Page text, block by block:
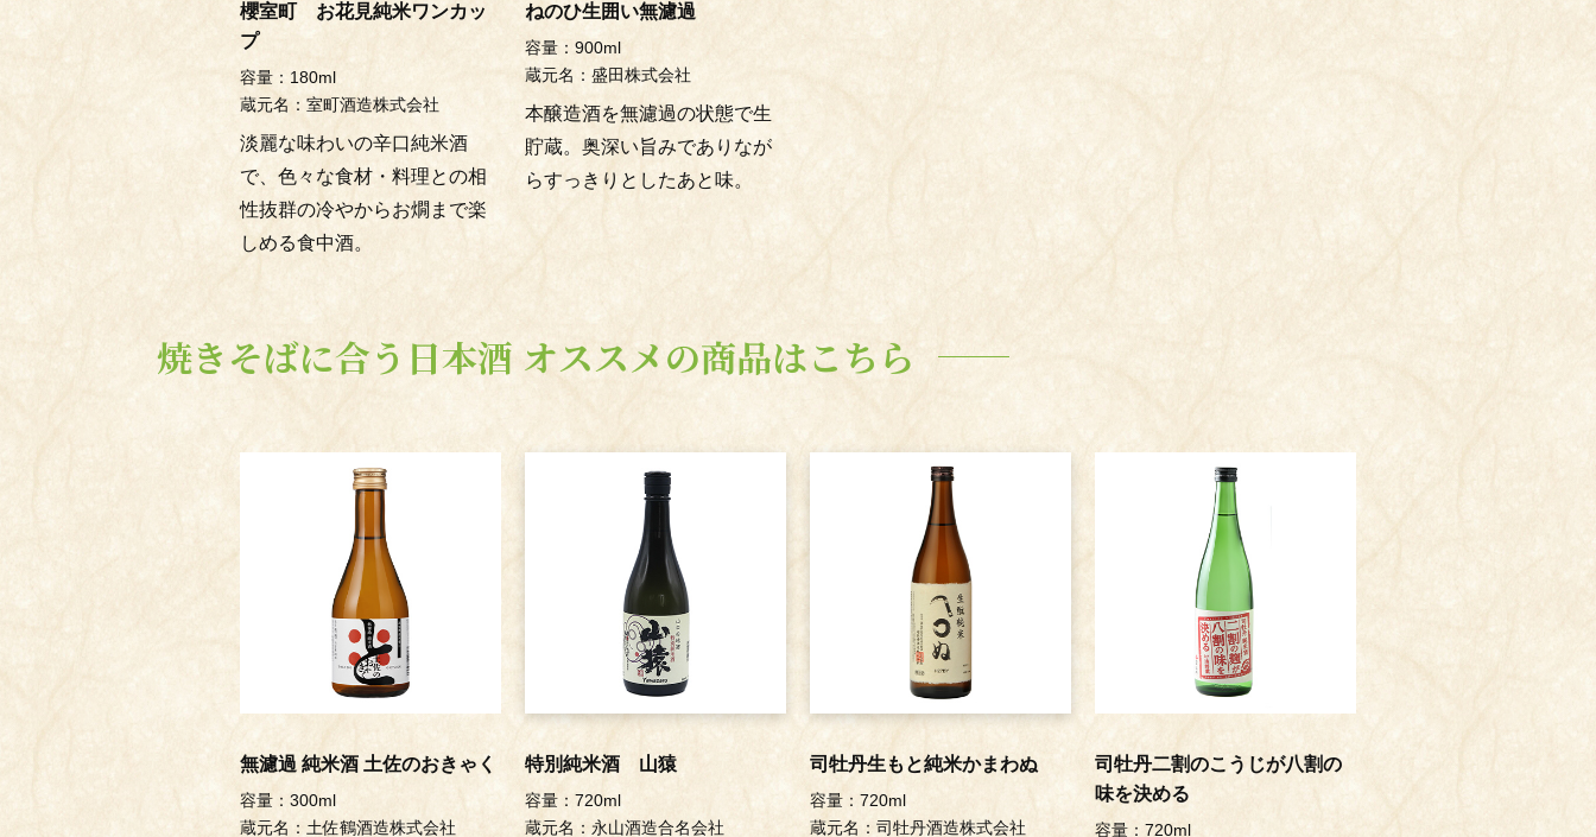
櫻室町 お花見純米ワンカッ
プ
容量：180ml
蔵元名：室町酒造株式会社
淡麗な味わいの辛口純米酒
で、色々な食材・料理との相
性抜群の冷やからお燗まで楽
しめる食中酒。
ねのひ生囲い無濾過
容量：900ml
蔵元名：盛田株式会社
本醸造酒を無濾過の状態で生
貯蔵。奥深い旨みでありなが
らすっきりとしたあと味。
焼きそばに合う日本酒 オススメの商品はこちら
無濾過 純米酒 土佐のおきゃく
容量：300ml
蔵元名：土佐鶴酒造株式会社
特別純米酒 山猿
容量：720ml
蔵元名：永山酒造合名会社
司牡丹生もと純米かまわぬ
容量：720ml
蔵元名：司牡丹酒造株式会社
司牡丹二割のこうじが八割の
味を決める
容量：720ml